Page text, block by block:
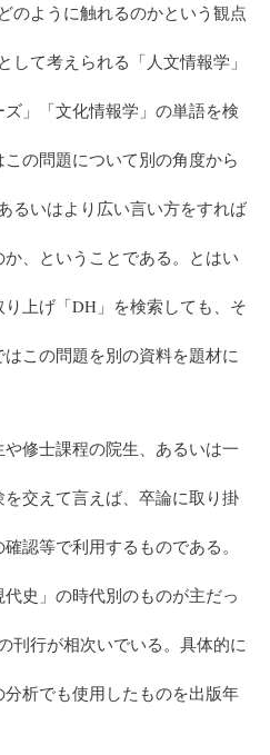
のように触れるのかという観点
て考えられる「人文情報学」
ズ」「文化情報学」の単語を検
の問題について別の角度から
いはより広い言い方をすれば
、ということである。とはい
上げ「DH」を検索しても、そ
この問題を別の資料を題材に
修士課程の院生、あるいは一
交えて言えば、卒論に取り掛
認等で利用するものである。
代史」の時代別のものが主だっ
刊行が相次いでいる。具体的に
析でも使用したものを出版年